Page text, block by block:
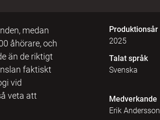
medan
åhörare, och
än de riktigt
faktiskt
vid
veta att
Produktionsår
2025
Talat språk
Svenska
Medverkande
Erik Andersson